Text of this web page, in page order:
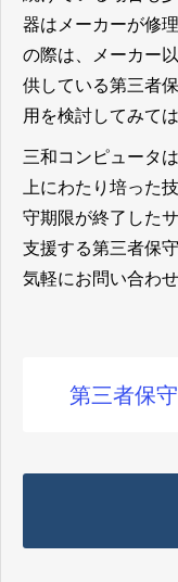
器はメーカーが修
の際は、メーカー
供している第三者
用を検討してみて
三和コンピュータ
上にわたり培った
守期限が終了した
支援する第三者保
気軽にお問い合わせ
第三者保